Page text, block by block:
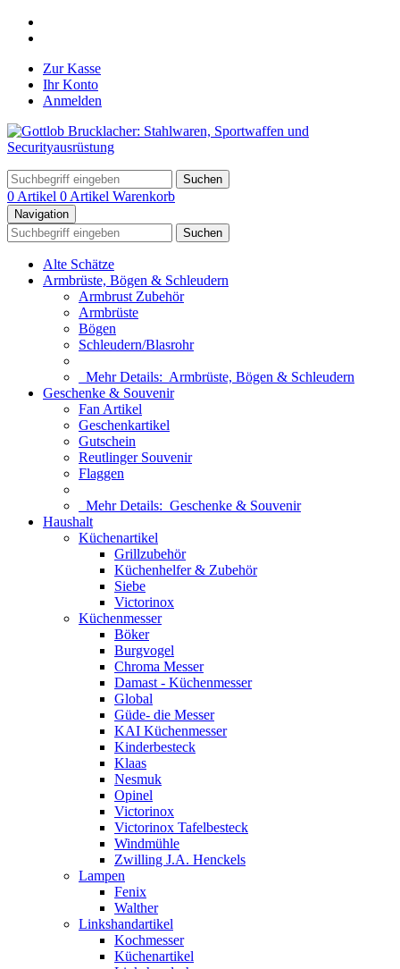
Zur Kasse
Ihr Konto
Anmelden
Suchen
0 Artikel 0 Artikel Warenkorb
Navigation
Suchen
Alte Schätze
Armbrüste, Bögen & Schleudern
Armbrust Zubehör
Armbrüste
Bögen
Schleudern/Blasrohr
Mehr Details: Armbrüste, Bögen & Schleudern
Geschenke & Souvenir
Fan Artikel
Geschenkartikel
Gutschein
Reutlinger Souvenir
Flaggen
Mehr Details: Geschenke & Souvenir
Haushalt
Küchenartikel
Grillzubehör
Küchenhelfer & Zubehör
Siebe
Victorinox
Küchenmesser
Böker
Burgvogel
Chroma Messer
Damast - Küchenmesser
Global
Güde- die Messer
KAI Küchenmesser
Kinderbesteck
Klaas
Nesmuk
Opinel
Victorinox
Victorinox Tafelbesteck
Windmühle
Zwilling J.A. Henckels
Lampen
Fenix
Walther
Linkshandartikel
Kochmesser
Küchenartikel